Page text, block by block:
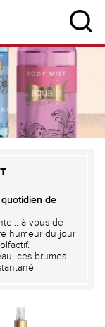
de
à vous de
humeur du jour
ces brumes